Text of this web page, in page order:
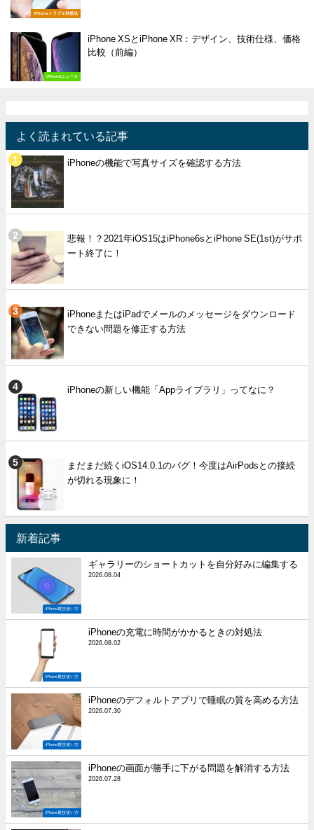
iPhoneトラブル対処法
iPhoneニュース
iPhone XSとiPhone XR：デザイン、技術仕様、価格
比較（前編）
よく読まれている記事
iPhoneの機能で写真サイズを確認する方法
悲報！？2021年iOS15はiPhone6sとiPhone SE(1st)がサポ
ート終了に！
iPhoneまたはiPadでメールのメッセージをダウンロード
できない問題を修正する方法
iPhoneの新しい機能「Appライブラリ」ってなに？
まだまだ続くiOS14.0.1のバグ！今度はAirPodsとの接続
が切れる現象に！
新着記事
iPhone裏技使い方
ギャラリーのショートカットを自分好みに編集する
2026.08.04
iPhone裏技使い方
iPhoneの充電に時間がかかるときの対処法
2026.08.02
iPhone裏技使い方
iPhoneのデフォルトアプリで睡眠の質を高める方法
2026.07.30
iPhone裏技使い方
iPhoneの画面が勝手に下がる問題を解消する方法
2026.07.28